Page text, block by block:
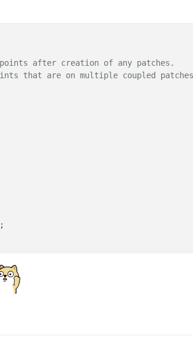
after creation of any patches.
that are on multiple coupled patches